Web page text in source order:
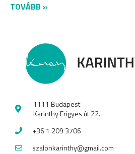
TOVÁBB »
1111 Budapest
Karinthy Frigyes út 22.
+36 1 209 3706
szalonkarinthy@gmail.com